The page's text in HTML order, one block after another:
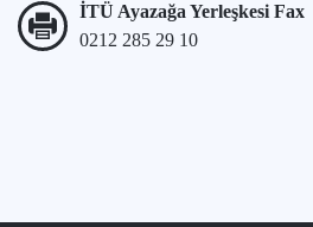
İTÜ Ayazağa Yerleşkesi Fax
0212 285 29 10